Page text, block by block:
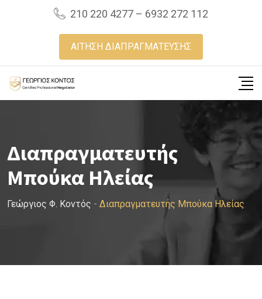
210 220 4277 – 6932 272 112
ΑΙΤΗΣΗ ΔΙΑΠΡΑΓΜΑΤΕΥΣΗΣ
Διαπραγματευτής
Μπούκα Ηλείας
Γεώργιος Φ. Κοντός - Διαπραγματευτής Μπούκα Ηλείας